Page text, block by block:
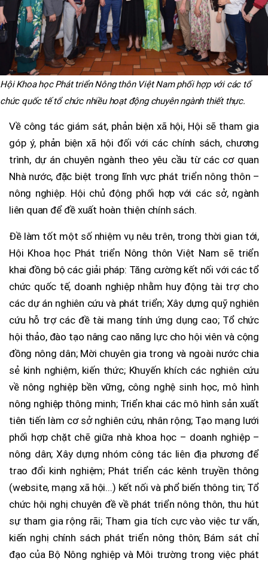
Hội Khoa học Phát triển Nông thôn Việt Nam phối hợp với các tổ
chức quốc tế tổ chức nhiều hoạt động chuyên ngành thiết thực.
Về công tác giám sát, phản biện xã hội, Hội sẽ tham gia
góp ý, phản biện xã hội đối với các chính sách, chương
trình, dự án chuyên ngành theo yêu cầu từ các cơ quan
Nhà nước, đặc biệt trong lĩnh vực phát triển nông thôn –
nông nghiệp. Hội chủ động phối hợp với các sở, ngành
liên quan để đề xuất hoàn thiện chính sách.
Đề làm tốt một số nhiệm vụ nêu trên, trong thời gian tới,
Hội Khoa học Phát triển Nông thôn Việt Nam sẽ triển
khai đồng bộ các giải pháp: Tăng cường kết nối với các tổ
chức quốc tế, doanh nghiệp nhằm huy động tài trợ cho
các dự án nghiên cứu và phát triển; Xây dựng quỹ nghiên
cứu hỗ trợ các đề tài mang tính ứng dụng cao; Tổ chức
hội thảo, đào tạo nâng cao năng lực cho hội viên và cộng
đồng nông dân; Mời chuyên gia trong và ngoài nước chia
sẻ kinh nghiệm, kiến thức; Khuyến khích các nghiên cứu
về nông nghiệp bền vững, công nghệ sinh học, mô hình
nông nghiệp thông minh; Triển khai các mô hình sản xuất
tiên tiến làm cơ sở nghiên cứu, nhân rộng; Tạo mạng lưới
phối hợp chặt chẽ giữa nhà khoa học – doanh nghiệp –
nông dân; Xây dựng nhóm công tác liên địa phương để
trao đổi kinh nghiệm; Phát triển các kênh truyền thông
(website, mạng xã hội...) kết nối và phổ biến thông tin; Tổ
chức hội nghị chuyên đề về phát triển nông thôn, thu hút
sự tham gia rộng rãi; Tham gia tích cực vào việc tư vấn,
kiến nghị chính sách phát triển nông thôn; Bám sát chỉ
đạo của Bộ Nông nghiệp và Môi trường trong việc phát